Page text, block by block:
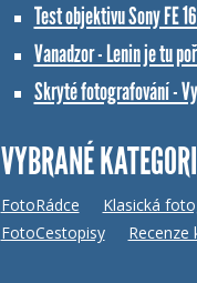
Test objektivu Sony FE
Vanadzor - Lenin je tu
Skryté fotografování -
VYBRANÉ
FotoRádce Klasická
FotoCestopisy
Recenze